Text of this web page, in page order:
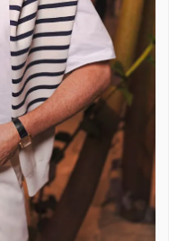
да се абонирате за
тук:
права запазени